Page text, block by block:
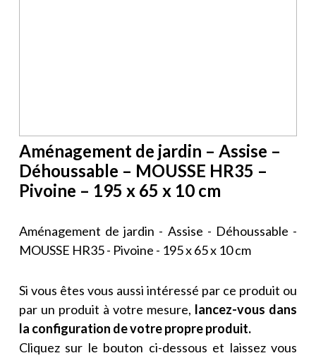
Aménagement de jardin – Assise –
Déhoussable – MOUSSE HR35 –
Pivoine – 195 x 65 x 10 cm
Aménagement de jardin - Assise - Déhoussable -
MOUSSE HR35 - Pivoine - 195 x 65 x 10 cm
Si vous êtes vous aussi intéressé par ce produit ou
par un produit à votre mesure, lancez-vous dans
la configuration de votre propre produit.
Cliquez sur le bouton ci-dessous et laissez vous